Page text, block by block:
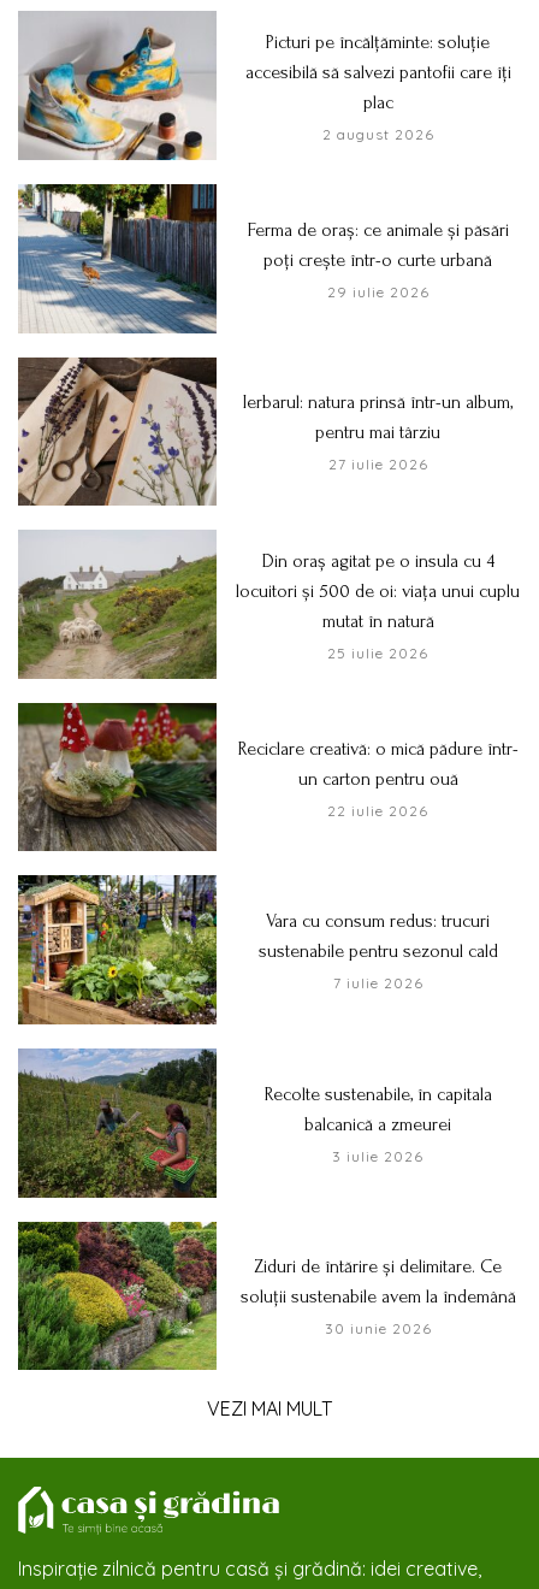
Picturi pe încălțăminte: soluție
accesibilă să salvezi pantofii care îți
plac
2 august 2026
Ferma de oraș: ce animale și păsări
poți crește într-o curte urbană
29 iulie 2026
Ierbarul: natura prinsă într-un album,
pentru mai târziu
27 iulie 2026
Din oraș agitat pe o insula cu 4
locuitori și 500 de oi: viața unui cuplu
mutat în natură
25 iulie 2026
Reciclare creativă: o mică pădure într-
un carton pentru ouă
22 iulie 2026
Vara cu consum redus: trucuri
sustenabile pentru sezonul cald
7 iulie 2026
Recolte sustenabile, în capitala
balcanică a zmeurei
3 iulie 2026
Ziduri de întărire și delimitare. Ce
soluții sustenabile avem la îndemână
30 iunie 2026
VEZI MAI MULT
Inspirație zilnică pentru casă și grădină: idei creative,